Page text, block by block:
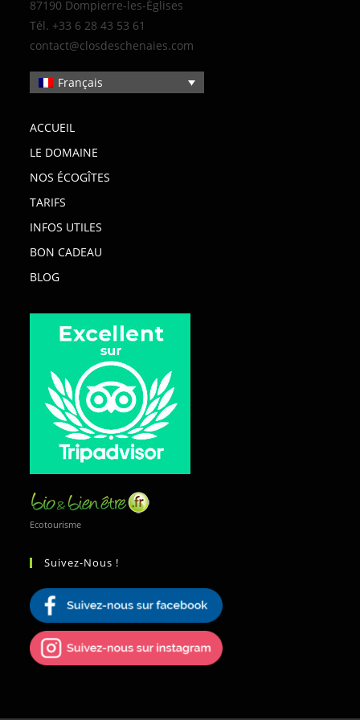
87190 Dompierre-les-Églises
Tél. +33 6 28 43 53 61
contact@closdeschenaies.com
Français
ACCUEIL
LE DOMAINE
NOS ÉCOGÎTES
TARIFS
INFOS UTILES
BON CADEAU
BLOG
Ecotourisme
Suivez-Nous !